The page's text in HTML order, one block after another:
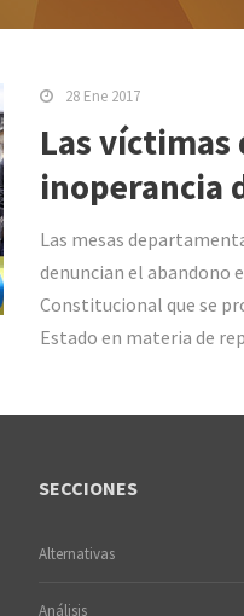
28 Ene 2017
Las
inoperancia
Las mesas
denuncian el abandono
Constitucional que se
Estado en materia de
SECCIONES
Alternativas
Análisis